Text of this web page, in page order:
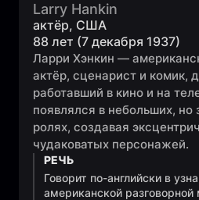
Larry Hankin
актёр, США
88 лет (7 декабря 1937)
Ларри Хэнкин —
актёр, сценарист и комик,
работавший в кино и на
появлялся в небольших,
ролях, создавая
чудаковатых персонажей.
РЕЧЬ
Говорит по-английски в
американской